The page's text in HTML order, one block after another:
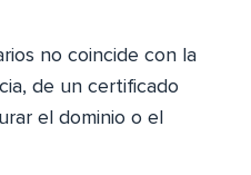
no coincide con la
de un certificado
el dominio o el